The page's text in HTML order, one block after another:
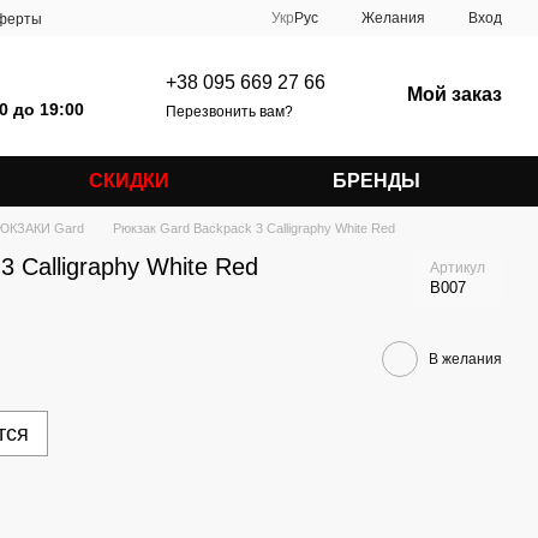
Укр Рус Желания Вход
до 19:00
+38 095 669 27 66
Перезвонить вам?
Мой заказ
СКИДКИ БРЕНДЫ
Gard Рюкзак Gard Backpack 3 Сalligraphy White Red
Сalligraphy White Red Артикул
B007
В желания